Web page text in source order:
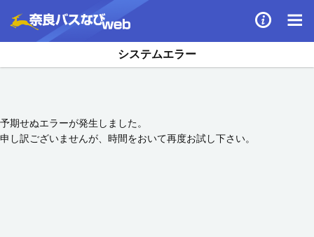
システムエラー
予期せぬエラーが発生しました。
申し訳ございませんが、時間をおいて再度お試し下さい。